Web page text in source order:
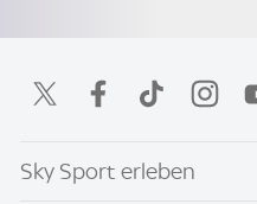
Sky Sport erleben